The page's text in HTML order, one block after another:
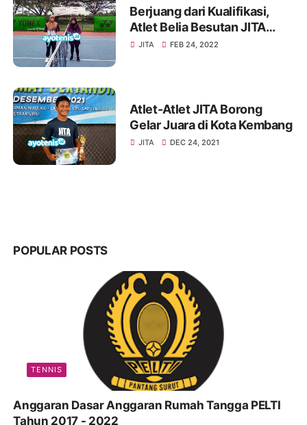
Berjuang dari Kualifikasi,
Atlet Belia Besutan JITA
Melesat ke Perempatfinal
JITA FEB 24, 2022
Atlet-Atlet JITA Borong
Gelar Juara di Kota Kembang
JITA DEC 24, 2021
POPULAR POSTS
TENNIS
Anggaran Dasar Anggaran Rumah Tangga PELTI
Tahun 2017 - 2022